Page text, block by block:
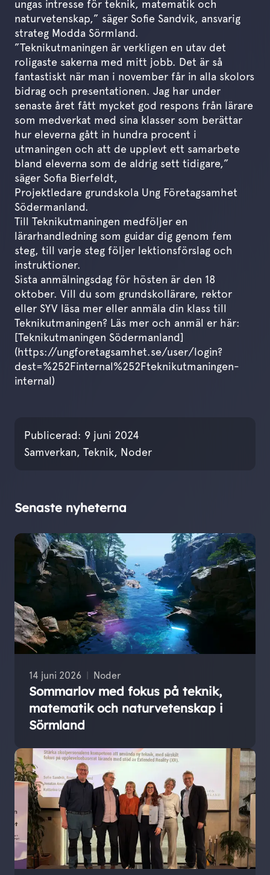
ungas intresse för teknik, matematik och
naturvetenskap,” säger Sofie Sandvik, ansvarig
strateg Modda Sörmland.
”Teknikutmaningen är verkligen en utav det
roligaste sakerna med mitt jobb. Det är så
fantastiskt när man i november får in alla skolors
bidrag och presentationen. Jag har under
senaste året fått mycket god respons från lärare
som medverkat med sina klasser som berättar
hur eleverna gått in hundra procent i
utmaningen och att de upplevt ett samarbete
bland eleverna som de aldrig sett tidigare,”
säger Sofia Bierfeldt,
Projektledare grundskola Ung Företagsamhet
Södermanland.
Till Teknikutmaningen medföljer en
lärarhandledning som guidar dig genom fem
steg, till varje steg följer lektionsförslag och
instruktioner.
Sista anmälningsdag för hösten är den 18
oktober. Vill du som grundskollärare, rektor
eller SYV läsa mer eller anmäla din klass till
Teknikutmaningen? Läs mer och anmäl er här:
[Teknikutmaningen Södermanland]
(https://ungforetagsamhet.se/user/login?
dest=%252Finternal%252Fteknikutmaningen-
internal)
Publicerad: 9 juni 2024
Samverkan, Teknik, Noder
Senaste nyheterna
14 juni 2026 Noder
Sommarlov med fokus på teknik,
matematik och naturvetenskap i
Sörmland